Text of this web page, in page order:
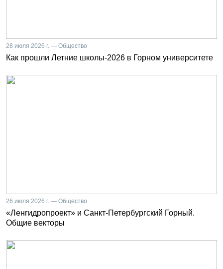
28 июля 2026 г. — Общество
Как прошли Летние школы-2026 в Горном университете
26 июля 2026 г. — Общество
«Ленгидропроект» и Санкт-Петербургский Горный.
Общие векторы